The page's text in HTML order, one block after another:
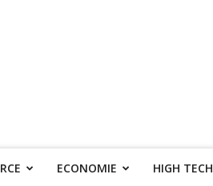
ECONOMIE HIGH TECH